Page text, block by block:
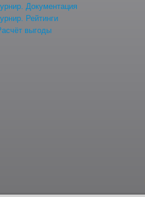
Документация
Рейтинги
выгоды